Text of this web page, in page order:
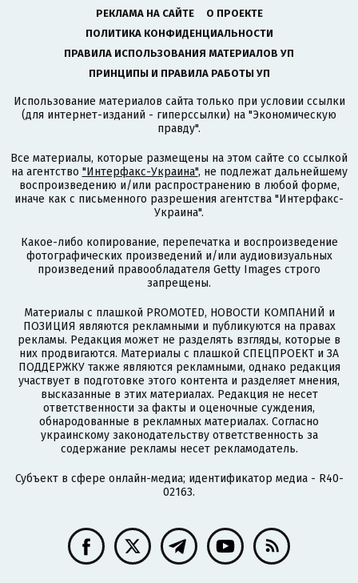
РЕКЛАМА НА САЙТЕ
О ПРОЕКТЕ
ПОЛИТИКА КОНФИДЕНЦИАЛЬНОСТИ
ПРАВИЛА ИСПОЛЬЗОВАНИЯ МАТЕРИАЛОВ УП
ПРИНЦИПЫ И ПРАВИЛА РАБОТЫ УП
Использование материалов сайта только при условии ссылки
(для интернет-изданий - гиперссылки) на "Экономическую
правду".
Все материалы, которые размещены на этом сайте со ссылкой
на агентство "Интерфакс-Украина", не подлежат дальнейшему
воспроизведению и/или распространению в любой форме,
иначе как с письменного разрешения агентства "Интерфакс-
Украина".
Какое-либо копирование, перепечатка и воспроизведение
фотографических произведений и/или аудиовизуальных
произведений правообладателя Getty Images строго
запрещены.
Материалы с плашкой PROMOTED, НОВОСТИ КОМПАНИЙ и
ПОЗИЦИЯ являются рекламными и публикуются на правах
рекламы. Редакция может не разделять взгляды, которые в
них продвигаются. Материалы с плашкой СПЕЦПРОЕКТ и ЗА
ПОДДЕРЖКУ также являются рекламными, однако редакция
участвует в подготовке этого контента и разделяет мнения,
высказанные в этих материалах. Редакция не несет
ответственности за факты и оценочные суждения,
обнародованные в рекламных материалах. Согласно
украинскому законодательству ответственность за
содержание рекламы несет рекламодатель.
Субъект в сфере онлайн-медиа; идентификатор медиа - R40-
02163.